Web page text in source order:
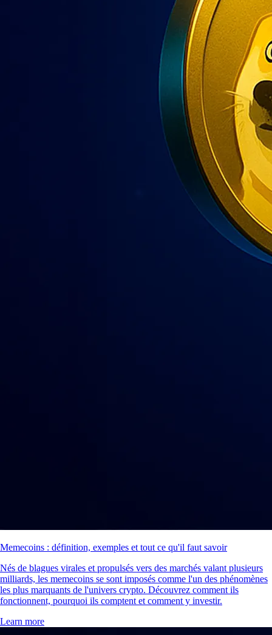
Memecoins : définition, exemples et tout ce qu'il faut savoir
Nés de blagues virales et propulsés vers des marchés valant plusieurs
milliards, les memecoins se sont imposés comme l'un des phénomènes
les plus marquants de l'univers crypto. Découvrez comment ils
fonctionnent, pourquoi ils comptent et comment y investir.
Learn more